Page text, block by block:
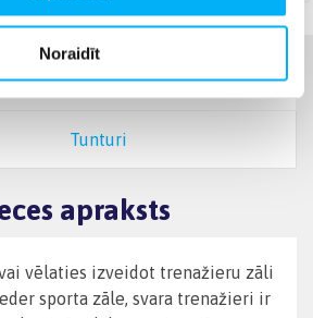
Noraidīt
Tunturi
apraksts
vēlaties izveidot trenažieru zāli
sporta zāle, svara trenažieri ir